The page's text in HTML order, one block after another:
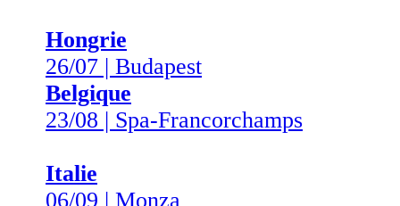
Hongrie
26/07 | Budapest
Belgique
23/08 | Spa-Francorchamps
Italie
06/09 | Monza